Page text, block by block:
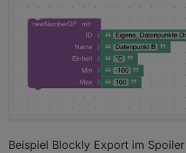
Beispiel Blockly Export im Spoiler